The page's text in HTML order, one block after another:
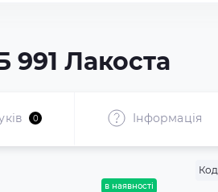
Лакоста
0 Iнформація
в наявності